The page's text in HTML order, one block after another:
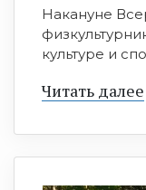
Накануне
культуре и
Читать далее